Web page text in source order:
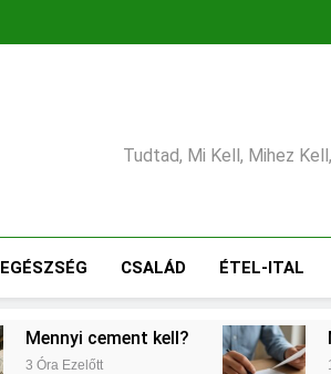
Tudtad, Mi Kell, Mihez
EGÉSZSÉG CSALÁD ÉTEL-ITAL
Mennyi cement kell?
3 Óra Ezelőtt